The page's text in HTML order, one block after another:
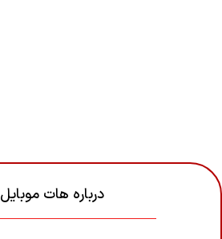
درباره هات موبایل